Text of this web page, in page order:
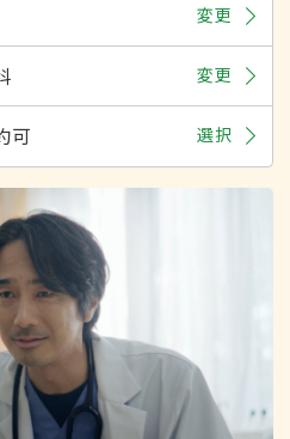
変更
変更
可 選択